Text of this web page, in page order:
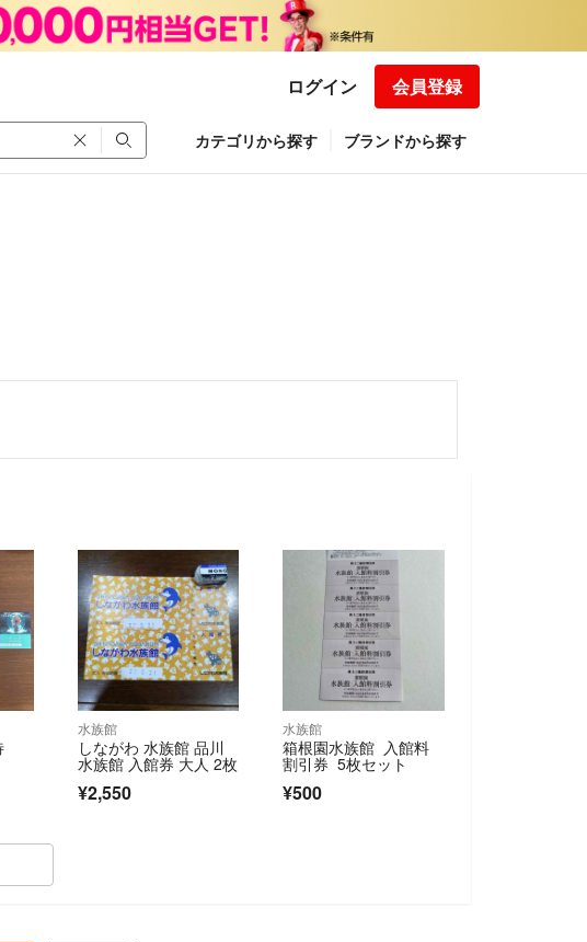
ログイン 会員登録
カテゴリから探す ブランドから探す
水族館
しながわ 水族館 品川
水族館 入館券 大人 2枚
¥2,550
水族館
箱根園水族館 入館料
割引券 5枚セット
¥500